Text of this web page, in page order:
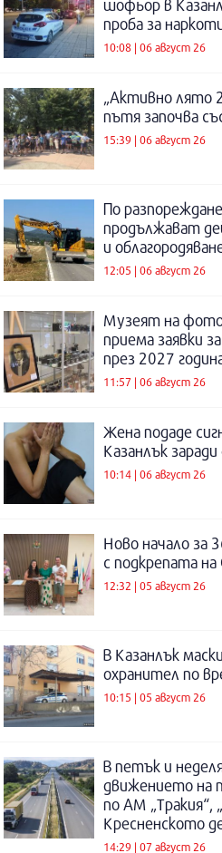
шофьор в
проба за
10:08 | 06 август 26
„Активно лято
пътя започва
15:39 | 06 август 26
По
продължават
и
12:05 | 06 август 26
Музеят на
приема заявки
през 2027
11:57 | 06 август 26
Жена подаде
Казанлък
10:14 | 06 август 26
Ново начало за
с подкрепата
12:32 | 05 август 26
В Казанлък
охранител по
10:15 | 05 август 26
В петък и
движението на
по АМ „Тракия“,
Кресненското
14:29 | 07 август 26